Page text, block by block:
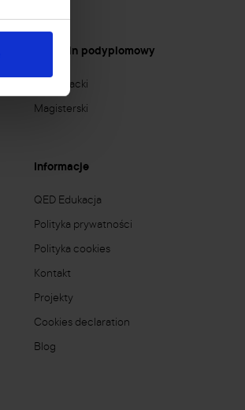
Egzamin podyplomowy
Licencjacki
Magisterski
Informacje
QED Edukacja
Polityka prywatności
Polityka cookies
Kontakt
Projekty
Cookies declaration
Blog